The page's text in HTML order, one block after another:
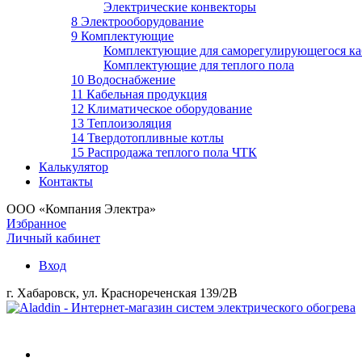
Электрические конвекторы
8 Электрооборудование
9 Комплектующие
Комплектующие для саморегулирующегося
Комплектующие для теплого пола
10 Водоснабжение
11 Кабельная продукция
12 Климатическое оборудование
13 Теплоизоляция
14 Твердотопливные котлы
15 Распродажа теплого пола ЧТК
Калькулятор
Контакты
ООО «Компания Электра»
Избранное
Личный кабинет
Вход
г. Хабаровск, ул. Краснореченская 139/2В